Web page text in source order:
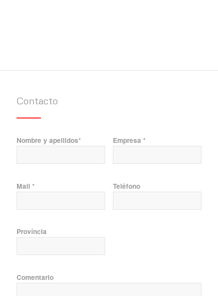
Contacto
Nombre y apellidos* Empresa *
Mail * Teléfono
Província
Comentario